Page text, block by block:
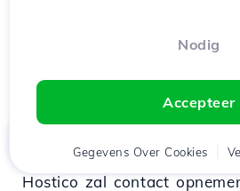
VI. Schorsingen
rekeningen
Hostico zal contact
Nodig
Accepteer
Gegevens Over Cookies
Cliënt
Winkelwagen